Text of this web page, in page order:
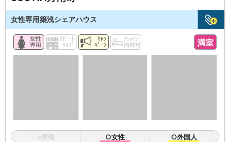
女性専用築浅シェアハウス
満室
×男性 ○女性 ○外国人